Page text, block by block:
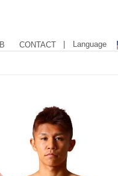
CONTACT | Language